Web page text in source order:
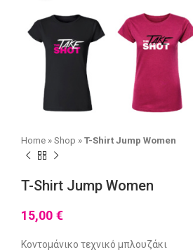
Home » Shop » T-Shirt Jump Women
T-Shirt Jump Women
15,00 €
Κοντομάνικο τεχνικό μπλουζάκι